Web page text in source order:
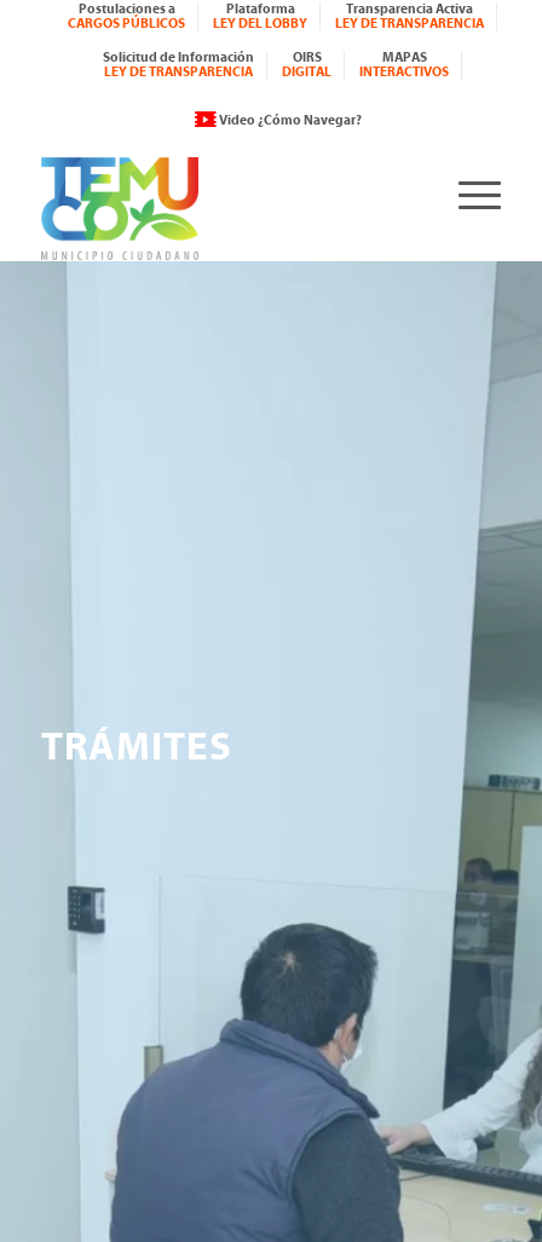
Postulaciones a
CARGOS PÚBLICOS
Plataforma
LEY DEL LOBBY
Transparencia Activa
LEY DE TRANSPARENCIA
Solicitud de Información
LEY DE TRANSPARENCIA
OIRS
DIGITAL
MAPAS
INTERACTIVOS
Video ¿Cómo Navegar?
TRÁMITES